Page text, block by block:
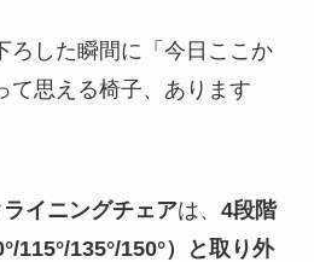
ろした瞬間に「今日ここか
思える椅子、あります
イニングチェアは、 4段階
115°/135°/150°）と取り外